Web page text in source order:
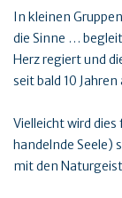
In kleinen
die Sinne …
Herz regiert und
seit bald 10
Vielleicht wird dies
handelnde Seele)
mit den